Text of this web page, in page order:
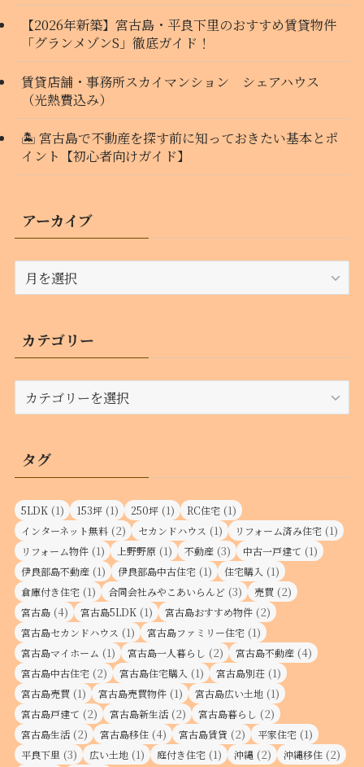
【2026年新築】宮古島・平良下里のおすすめ賃貸物件
「グランメゾンS」徹底ガイド！
賃貸店舗・事務所スカイマンション シェアハウス
（光熱費込み）
🏝️ 宮古島で不動産を探す前に知っておきたい基本とポ
イント【初心者向けガイド】
アーカイブ
ー
ブ
カテゴリー
テ
ー
タグ
5LDK (1) 153坪 (1) 250坪 (1) RC住宅 (1)
インターネット無料 (2) セカンドハウス (1) リフォーム済み住宅 (1)
リフォーム物件 (1) 上野野原 (1) 不動産 (3) 中古一戸建て (1)
伊良部島不動産 (1) 伊良部島中古住宅 (1) 住宅購入 (1)
倉庫付き住宅 (1) 合同会社みやこあいらんど (3) 売買 (2)
宮古島 (4) 宮古島5LDK (1) 宮古島おすすめ物件 (2)
宮古島セカンドハウス (1) 宮古島ファミリー住宅 (1)
宮古島マイホーム (1) 宮古島一人暮らし (2) 宮古島不動産 (4)
宮古島中古住宅 (2) 宮古島住宅購入 (1) 宮古島別荘 (1)
宮古島売買 (1) 宮古島売買物件 (1) 宮古島広い土地 (1)
宮古島戸建て (2) 宮古島新生活 (2) 宮古島暮らし (2)
宮古島生活 (2) 宮古島移住 (4) 宮古島賃貸 (2) 平家住宅 (1)
平良下里 (3) 広い土地 (1) 庭付き住宅 (1) 沖縄 (2) 沖縄移住 (2)